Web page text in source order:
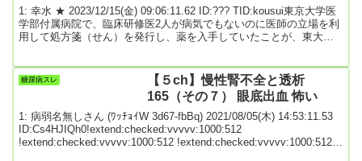
1: 幸水 ★ 2023/12/15(金) 09:06:11.62 ID:??? TID:kousui東京大学医
学部付属病院で、臨床研修医2人が病気でもないのに医師の立場を利
用して処方箋（せん）を発行し、薬を入手していたことが、東大病
介され、糖尿病以外での使用について注意が呼びかけられている。
医師法では、医師国家試験に合格した後、診療行為をするために2年
糖尿病スレ
【５ch】慢性腎不全と透析
165（その７） 眼底出血 怖い
1: 病弱名無しさん (ﾜｯﾁｮｲW 3d67-fbBq) 2021/08/05(木) 14:53:11.53
ID:Cs4HJIQh0!extend:checked:vvvvv:1000:512
!extend:checked:vvvvv:1000:512 !extend:checked:vvvvv:1000:512